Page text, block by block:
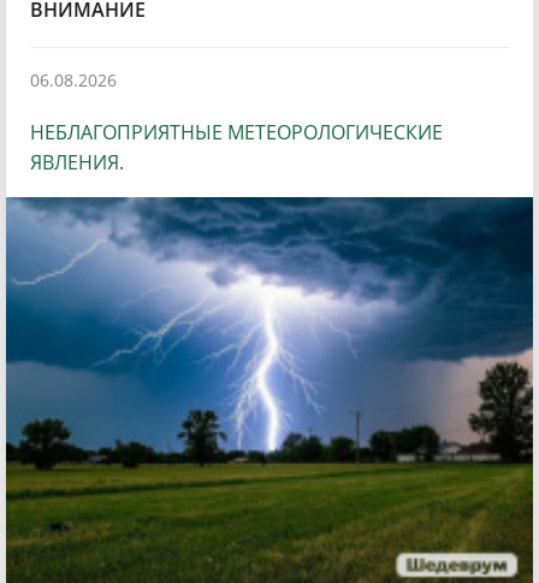
ВНИМАНИЕ
06.08.2026
НЕБЛАГОПРИЯТНЫЕ МЕТЕОРОЛОГИЧЕСКИЕ
ЯВЛЕНИЯ.